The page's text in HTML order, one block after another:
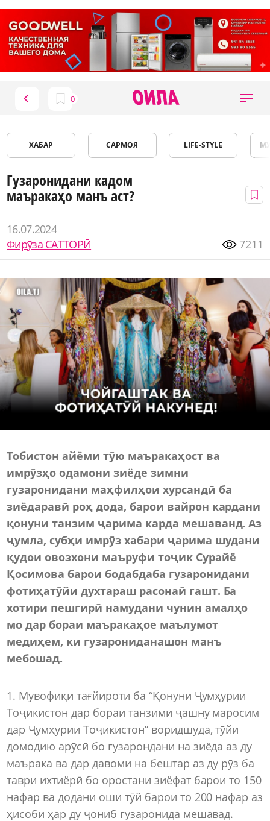
ХАБАР САРМОЯ LIFE-STYLE
Гузаронидани кадом
маъракаҳо манъ аст?
16.07.2024
Фирӯза САТТОРӢ
7211
Тобистон айёми тӯю маъракаҳост ва
имрӯзҳо одамони зиёде зимни
гузаронидани маҳфилҳои хурсандӣ ба
зиёдаравӣ роҳ дода, барои вайрон кардани
қонуни танзим ҷарима карда мешаванд. Аз
ҷумла, субҳи имрӯз хабари ҷарима шудани
қудои овозхони маъруфи тоҷик Сурайё
Қосимова барои бодабдаба гузаронидани
фотиҳатӯйи духтараш расонаӣ гашт. Ба
хотири пешгирӣ намудани чунин амалҳо
мо дар бораи маъракаҳое маълумот
медиҳем, ки гузарониданашон манъ
мебошад.
1. Мувофиқи тағйироти ба “Қонуни Ҷумҳурии
Тоҷикистон дар бораи танзими ҷашну маросим
дар Ҷумҳурии Тоҷикистон” воридшуда, тӯйи
домодию арӯсӣ бо гузарондани на зиёда аз ду
маърака ва дар давоми на бештар аз ду рӯз ба
таври ихтиёрӣ бо оростани зиёфат барои то 150
нафар ва додани оши тӯй барои то 200 нафар аз
ҳисоби ҳар ду ҷониб гузаронида мешавад.